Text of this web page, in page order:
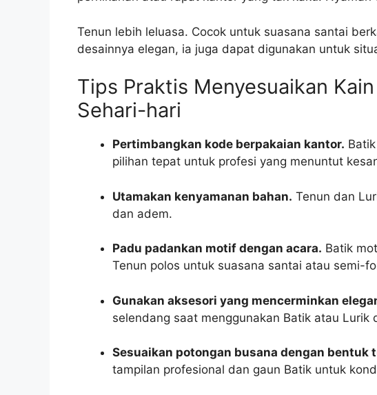
Tenun lebih leluasa. Cocok untuk suasana santai
desainnya elegan, ia juga dapat digunakan untuk
Tips Praktis Menyesuaikan
Sehari-hari
Pertimbangkan kode berpakaian kantor.
pilihan tepat untuk profesi yang menuntut
Utamakan kenyamanan bahan. Tenun dan
dan adem.
Padu padankan motif dengan acara. Batik
Tenun polos untuk suasana santai atau semi-
Gunakan aksesori yang mencerminkan
selendang saat menggunakan Batik atau Lurik
Sesuaikan potongan busana dengan bentuk
tampilan profesional dan gaun Batik untuk